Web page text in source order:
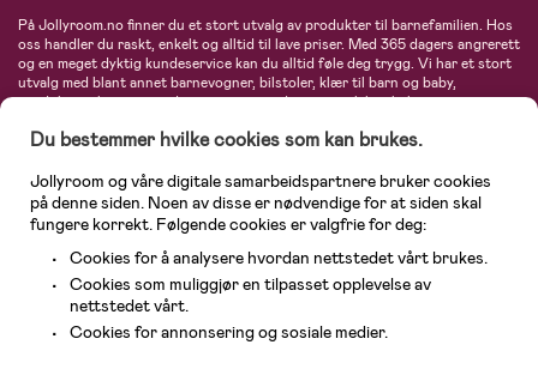
På Jollyroom.no finner du et stort utvalg av produkter til barnefamilien. Hos
oss handler du raskt, enkelt og alltid til lave priser. Med 365 dagers angrerett
og en meget dyktig kundeservice kan du alltid føle deg trygg. Vi har et stort
utvalg med blant annet barnevogner, bilstoler, klær til barn og baby,
produkter til mor, mengder av inspirerende interiør, leker, babyustyr og mye
Maxi-Cosi, Baby Jogger, BabyBjörn, Didriksons, KidKraft, Ergobaby, Philips
største nettbutikk for barn og baby!
Du bestemmer hvilke cookies som kan brukes.
Jollyroom og våre digitale samarbeidspartnere bruker cookies
på denne siden. Noen av disse er nødvendige for at siden skal
fungere korrekt. Følgende cookies er valgfrie for deg:
Cookies for å analysere hvordan nettstedet vårt brukes.
Cookies som muliggjør en tilpasset opplevelse av
nettstedet vårt.
Cookies for annonsering og sosiale medier.